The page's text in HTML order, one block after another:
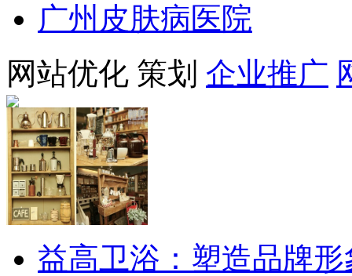
广州皮肤病医院
网站优化 策划 企业推广
益高卫浴：塑造品牌形